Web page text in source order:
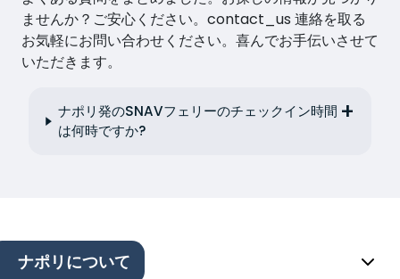
ませんか？ご安心ください。contact_us 連絡を取る
お気軽にお問い合わせください。喜んでお手伝いさせて
いただきます。
ナポリ発のSNAVフェリーのチェックイン時間
は何時ですか?
ナポリについて